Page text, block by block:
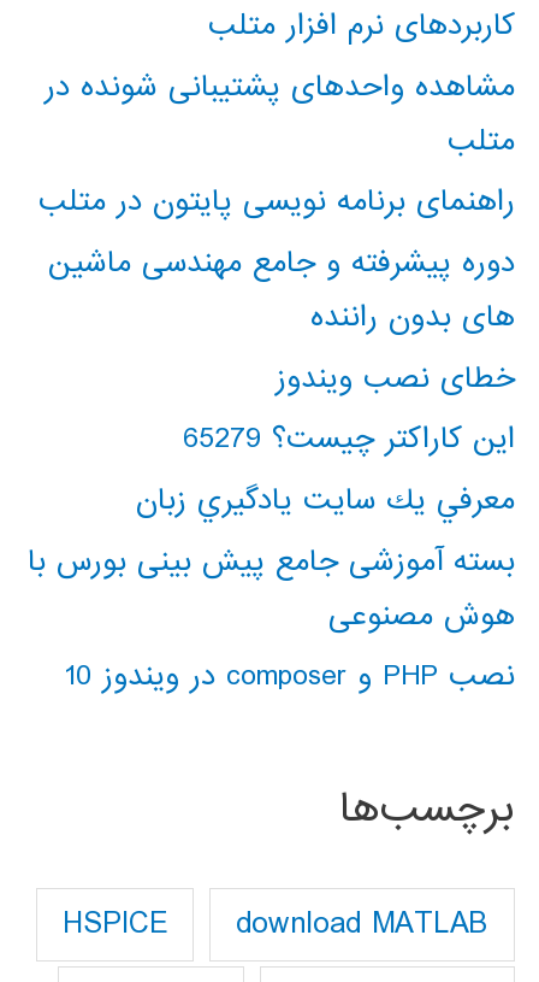
کاربردهای نرم افزار متلب
مشاهده واحدهای پشتیبانی شونده در
متلب
راهنمای برنامه نویسی پایتون در متلب
دوره پیشرفته و جامع مهندسی ماشین
های بدون راننده
خطای نصب ویندوز
این کاراکتر چیست؟ 65279
معرفي يك سايت يادگيري زبان
بسته آموزشی جامع پیش بینی بورس با
هوش مصنوعی
نصب PHP و composer در ویندوز 10
برچسب‌ها
download MATLAB
HSPICE